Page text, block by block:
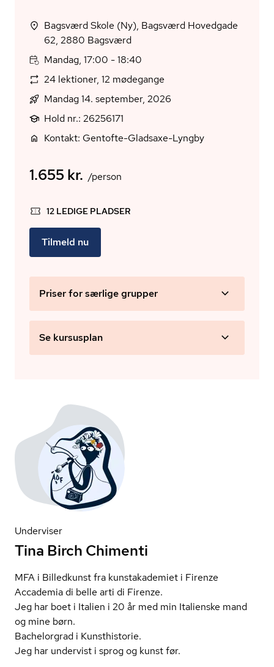
Bagsværd Skole (Ny), Bagsværd Hovedgade
62, 2880 Bagsværd
Mandag, 17:00 - 18:40
24 lektioner, 12 mødegange
Mandag 14. september, 2026
Hold nr.: 26256171
Kontakt: Gentofte-Gladsaxe-Lyngby
1.655 kr. /person
12 LEDIGE PLADSER
Tilmeld nu
Priser for særlige grupper
Se kursusplan
Underviser
Tina Birch Chimenti
MFA i Billedkunst fra kunstakademiet i Firenze
Accademia di belle arti di Firenze.
Jeg har boet i Italien i 20 år med min Italienske mand
og mine børn.
Bachelorgrad i Kunsthistorie.
Jeg har undervist i sprog og kunst før.